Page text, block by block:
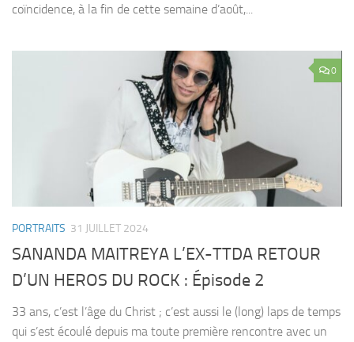
coïncidence, à la fin de cette semaine d’août,...
0
PORTRAITS 31 JUILLET 2024
SANANDA MAITREYA L’EX-TTDA RETOUR
D’UN HEROS DU ROCK : Épisode 2
33 ans, c’est l’âge du Christ ; c’est aussi le (long) laps de temps
qui s’est écoulé depuis ma toute première rencontre avec un